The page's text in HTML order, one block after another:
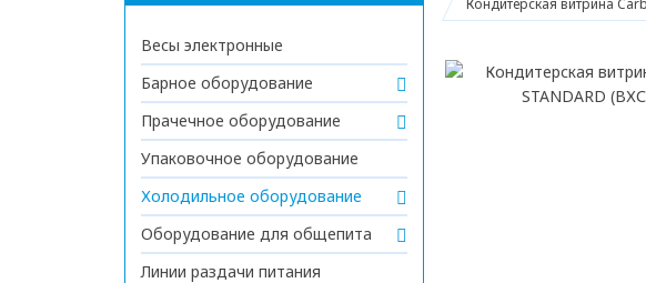
Весы электронные
Барное оборудование
Прачечное оборудование
Упаковочное оборудование
Холодильное оборудование
Оборудование для общепита
Линии раздачи питания
Кондитерская витрина